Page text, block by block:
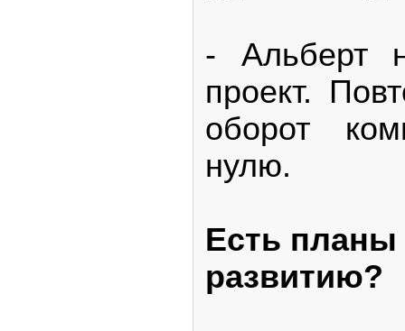
- Альберт
проект.
оборот
нулю.
Есть
развитию?